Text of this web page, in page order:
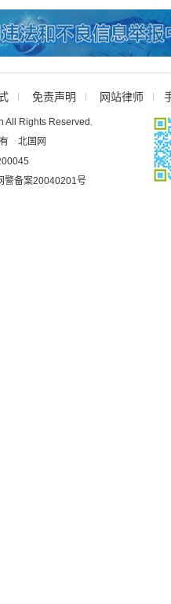
免责声明 网站律师
Rights Reserved.
有 北国网
警备案20040201号